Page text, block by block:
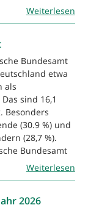
Weiterlesen
Bundesamt
etwa
als
sind 16,1
Besonders
(30.9 %) und
(28,7 %).
Bundesamt
Weiterlesen
2026